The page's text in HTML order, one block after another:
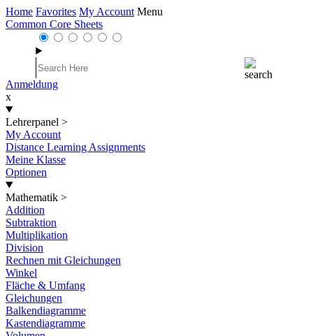
Home Favorites My Account Menu
Common Core Sheets
Anmeldung
x
Lehrerpanel >
My Account
Distance Learning Assignments
Meine Klasse
Optionen
Mathematik >
Addition
Subtraktion
Multiplikation
Division
Rechnen mit Gleichungen
Winkel
Fläche & Umfang
Gleichungen
Balkendiagramme
Kastendiagramme